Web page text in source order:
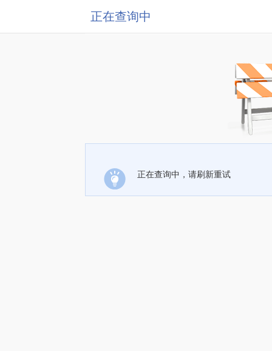
正在查询中
正在查询中，请刷新重试